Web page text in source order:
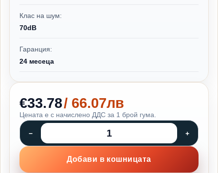
Клас на шум:
70dB
Гаранция:
24 месеца
€33.78/ 66.07лв
Цената е с начислено ДДС за 1 брой гума.
Добави в кошницата